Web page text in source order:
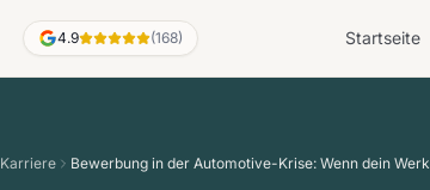
4.9 (168) Startseite
Karriere Bewerbung in der Automotive-Krise: Wenn dein